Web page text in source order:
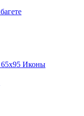
Иконы